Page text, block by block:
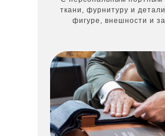
ткани, фурнитуру и
фигуре, внешности и